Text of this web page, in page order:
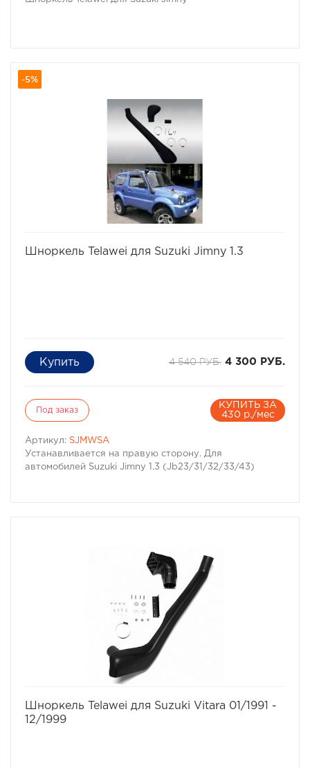
продукция бренда – доступны по цене каждому.
-5%
Шноркель Telawei для Suzuki Jimny 1.3
4 540 РУБ. 4 300 РУБ.
Под заказ
КУПИТЬ ЗА
430 р./мес
Артикул: SJMWSA
Устанавливается на правую сторону. Для
автомобилей Suzuki Jimny 1.3 (Jb23/31/32/33/43)
Шноркель Telawei для Suzuki Vitara 01/1991 -
12/1999